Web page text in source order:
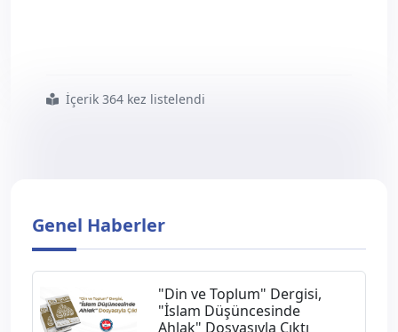
#hicret
#tarihin
#büyük
#miladıİçerik 364 kez listelendi
Genel Haberler
"Din ve Toplum" Dergisi,
"İslam Düşüncesinde
Ahlak" Dosyasıyla Çıktı